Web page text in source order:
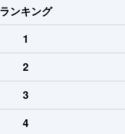
ランキング
1
2
3
4